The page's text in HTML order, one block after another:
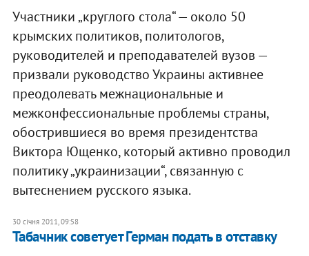
Участники „круглого стола“ — около 50
крымских политиков, политологов,
руководителей и преподавателей вузов —
призвали руководство Украины активнее
преодолевать межнациональные и
межконфессиональные проблемы страны,
обострившиеся во время президентства
Виктора Ющенко, который активно проводил
политику „украинизации“, связанную с
вытеснением русского языка.
30 січня 2011, 09:58
Табачник советует Герман подать в отставку